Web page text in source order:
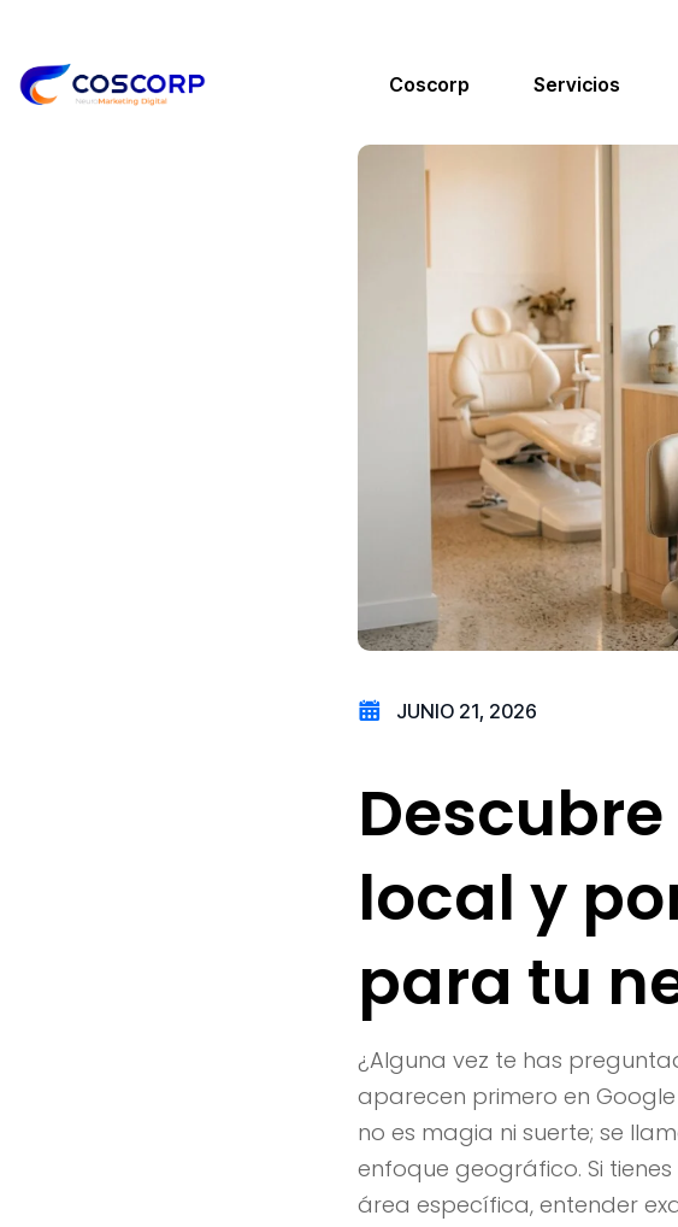
Coscorp Servicios
JUNIO 21, 2026
Descubre
local y
para tu
¿Alguna vez te has
aparecen primero en
no es magia ni suerte; se
enfoque geográfico. Si
área específica, entender